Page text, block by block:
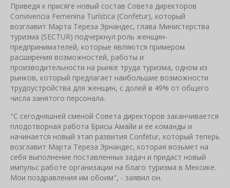
Приведя к присяге новый состав Совета директоров
Convivencia Femenina Turística (Confetur), который
возглавит Марта Тереза Эрнандес, глава Министерства
туризма (SECTUR) подчеркнул роль женщин-
предпринимателей, которые являются примером
расширения возможностей, работы и
производительности на рынке труда туризма, одном из
рынков, который предлагает наибольшие возможности
трудоустройства для женщин, с долей в 49% от общего
числа занятого персонала.
"С сегодняшней сменой Совета директоров заканчивается
плодотворная работа Брисы Амайи и ее команды и
начинается новый этап развития Confetur, который теперь
возглавит Марта Тереза Эрнандес, которая возьмет на
себя выполнение поставленных задач и придаст новый
импульс работе организации на благо туризма в Мексике.
Мои поздравления им обоим", - заявил он.